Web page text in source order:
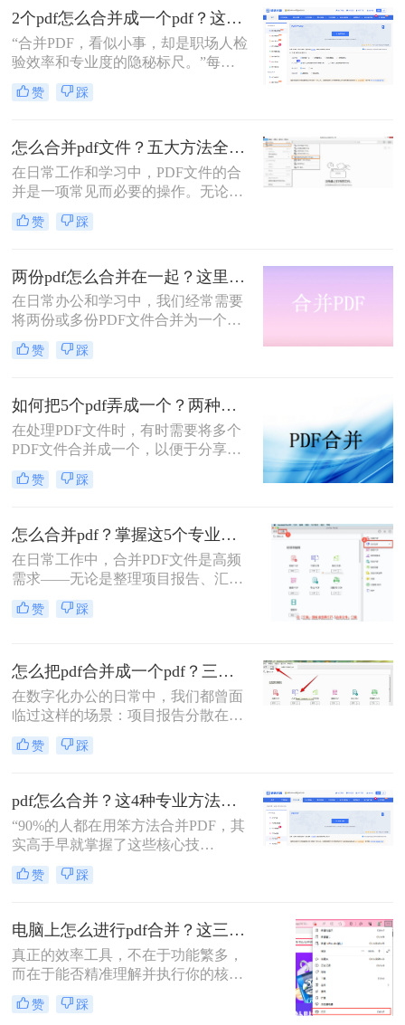
求。
评领域深耕多年的小编，我见过太多
职场朋友被基础的文档处理问题绊住
手脚。那么pdf如何合并成一个pdf
呢？
2个pdf怎么合并成一个pdf？这3个方法让你效率翻倍，安全省心！
“合并PDF，看似小事，却是职场人检
验效率和专业度的隐秘标尺。”每到
月底汇总报告、项目结案需整合多方
资料，或是自媒体朋友整理拍摄脚本
PDF文档感到头疼？手动复制粘贴？
格式全乱。
赞 踩
怎么合并pdf文件？五大方法全解析！
在日常工作和学习中，PDF文件的合
并是一项常见而必要的操作。无论是
整理报告、合并多个章节的电子书，
还是将扫描件整合为一份完整文档，
而，面对市场上琳琅满目的工具和方
法，许多用户往往感到困惑：哪种方
法最快捷？哪种最安全？怎么合并pdf
文件=
赞 踩
两份pdf怎么合并在一起？这里分享4个合并方法！
在日常办公和学习中，我们经常需要
将两份或多份PDF文件合并为一个，
以便于查阅、分享和存储。那么两份
pdf怎么合并在一起呢？本文将介绍四
您轻松完成PDF合并任务。
赞 踩
如何把5个pdf弄成一个？两种实用方法详解分享！
在处理PDF文件时，有时需要将多个
PDF文件合并成一个，以便于分享、
存储或打印。那么如何把5个pdf弄成
一个呢？本文将介绍两种将五个PDF
赞 踩
怎么合并pdf？掌握这5个专业方法，效率提升300%！
在日常工作中，合并PDF文件是高频
需求——无论是整理项目报告、汇总
客户资料，还是准备学术论文。但许
多人仍在用低效、有风险的方法处理
我今天为你带来一份系统、专业的
PDF合并指南，助你告别效率低下与
安全隐患。
赞 踩
怎么把pdf合并成一个pdf？三招教你高效整合关键信息！
在数字化办公的日常中，我们都曾面
临过这样的场景：项目报告分散在多
个PDF里，学术论文章节各自独立，
或是一堆扫描合同需要整合。PDF合
响着我们的信息处理效率与专业形
象。那么怎么把pdf合并成一个pdf
呢？今天，作为一名深耕办公软件领
域多年的测评博主，我将为你揭秘三
种最高效的PDF合并方案，帮你彻底
摆脱文档管理的困扰。
赞 踩
pdf怎么合并？这4种专业方法，让你效率翻倍！
“90%的人都在用笨方法合并PDF，其
实高手早就掌握了这些核心技
巧。”作为一名在电脑办公软件领域
深耕多年的测评博主，每天都会收到
中，“PDF怎么合并”这个问题出现的
频率高居不下。这看似简单的操作，
却实实在在地困扰着众多职场人：报
告整合、资料归档、方案提交……每
一次低效的手动处理，都在悄悄吞噬
你的时间与耐心。
赞 踩
电脑上怎么进行pdf合并？这三招，让你十分钟从小白变高手！
真正的效率工具，不在于功能繁多，
而在于能否精准理解并执行你的核心
意图。“小编，快帮帮我！明早汇报
用的方案，十几份PDF还散着，甲方
赞 踩